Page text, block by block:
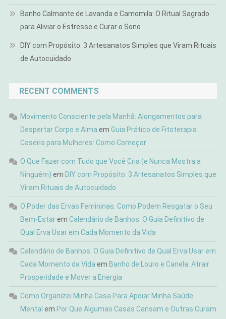
Banho Calmante de Lavanda e Camomila: O Ritual Sagrado
para Aliviar o Estresse e Curar o Sono
DIY com Propósito: 3 Artesanatos Simples que Viram Rituais
de Autocuidado
RECENT COMMENTS
Movimento Consciente pela Manhã: Alongamentos para
Despertar Corpo e Alma em Guia Prático de Fitoterapia
Caseira para Mulheres: Como Começar
O Que Fazer com Tudo que Você Cria (e Nunca Mostra a
Ninguém) em DIY com Propósito: 3 Artesanatos Simples que
Viram Rituais de Autocuidado
O Poder das Ervas Femininas: Como Podem Resgatar o Seu
Bem-Estarem Calendário de Banhos: O Guia Definitivo de
Qual Erva Usar em Cada Momento da Vida
Calendário de Banhos: O Guia Definitivo de Qual Erva Usar em
Cada Momento da Vida em Banho de Louro e Canela: Atrair
Prosperidade e Mover a Energia
Como Organizei Minha Casa Para Apoiar Minha Saúde
Mental em Por Que Algumas Casas Cansam e Outras Curam